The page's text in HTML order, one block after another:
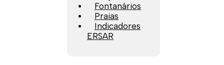
Fontanários
Praias
Indicadores
ERSAR